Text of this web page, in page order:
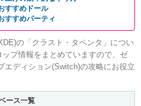
すすめドール
すすめパーティ
の「クラスト・タペンタ」につい
プ情報をまとめていますので、ゼ
エディション(Switch)の攻略にお役立
ース一覧